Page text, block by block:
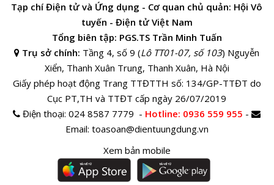
Tạp chí Điện tử và Ứng dụng - Cơ quan chủ quản: Hội Vô
tuyến - Điện tử Việt Nam
Tổng biên tập: PGS.TS Trần Minh Tuấn
Trụ sở chính: Tầng 4, số 9 (Lô TT01-07, số 103) Nguyễn
Xiển, Thanh Xuân Trung, Thanh Xuân, Hà Nội
Giấy phép hoạt động Trang TTĐTTH số: 134/GP-TTĐT do
Cục PT,TH và TTĐT cấp ngày 26/07/2019
Điện thoại:024 8587 7779 - Hotline: 0936 559 955 -
Email: toasoan@dientuungdung.vn
Xem bản mobile